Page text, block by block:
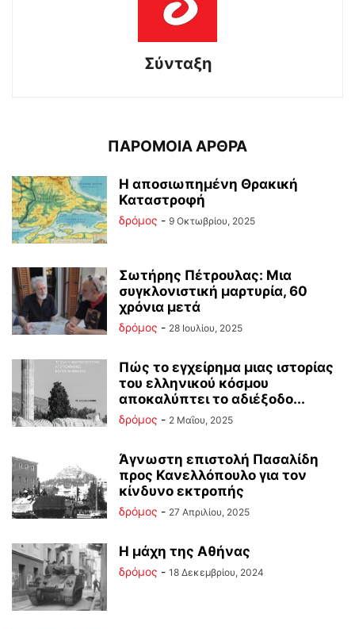
Σύνταξη
ΠΑΡΟΜΟΙΑ ΑΡΘΡΑ
Η αποσιωπημένη Θρακική
Καταστροφή
δρόμος - 9 Οκτωβρίου, 2025
Σωτήρης Πέτρουλας: Μια
συγκλονιστική μαρτυρία, 60
χρόνια μετά
δρόμος - 28 Ιουλίου, 2025
Πώς το εγχείρημα μιας ιστορίας
του ελληνικού κόσμου
αποκαλύπτει το αδιέξοδο...
δρόμος - 2 Μαΐου, 2025
Άγνωστη επιστολή Πασαλίδη
προς Κανελλόπουλο για τον
κίνδυνο εκτροπής
δρόμος - 27 Απριλίου, 2025
Η μάχη της Αθήνας
δρόμος - 18 Δεκεμβρίου, 2024